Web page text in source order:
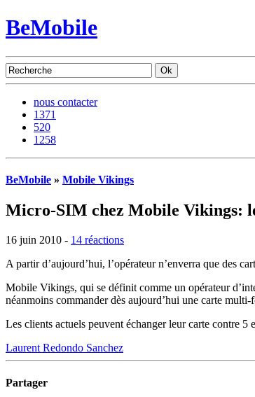
BeMobile
nous contacter
1371
520
1258
BeMobile » Mobile Vikings
Micro-SIM chez Mobile Vikings:
16 juin 2010 - 14 réactions
A partir d’aujourd’hui, l’opérateur n’enverra que des
Mobile Vikings, qui se définit comme un opérateur
néanmoins commander dès aujourd’hui une carte
Les clients actuels peuvent échanger leur carte contre
Laurent Redondo Sanchez
Partager